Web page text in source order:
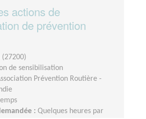
actions de
de prévention
(27200)
de sensibilisation
Prévention Routière -
: Quelques heures par